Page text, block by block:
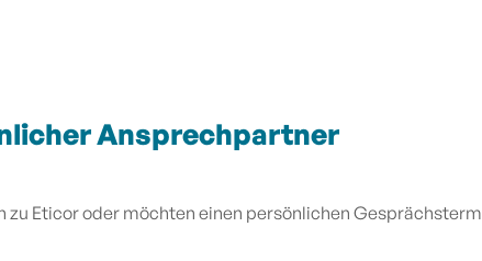
Ansprechpartner
zu Eticor oder möchten einen persönlichen